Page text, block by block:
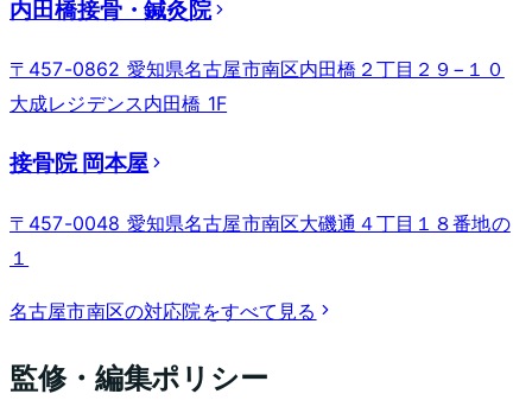
内田橋接骨・鍼灸院
〒457-0862 愛知県名古屋市南区内田橋２丁目２９−１０
大成レジデンス内田橋 1F
接骨院 岡本屋
〒457-0048 愛知県名古屋市南区大磯通４丁目１８番地の
１
名古屋市南区の対応院をすべて見る
監修・編集ポリシー